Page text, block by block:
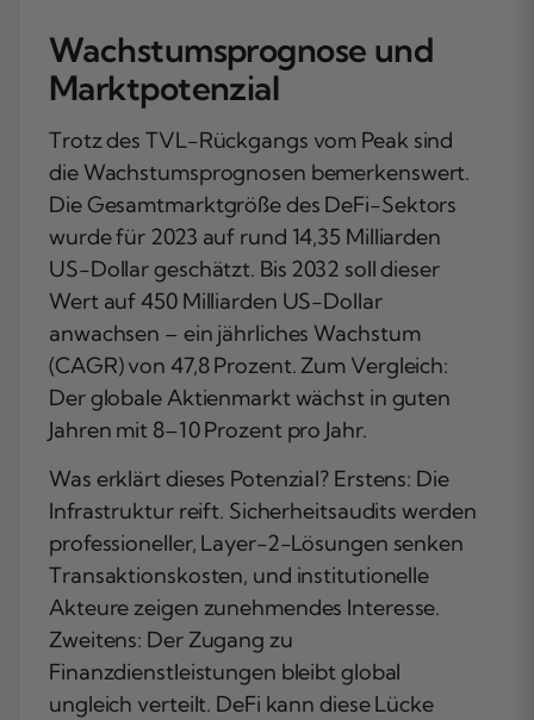
Wachstumsprognose und
Marktpotenzial
Trotz des TVL-Rückgangs vom Peak sind
die Wachstumsprognosen bemerkenswert.
Die Gesamtmarktgröße des DeFi-Sektors
wurde für 2023 auf rund 14,35 Milliarden
US-Dollar geschätzt. Bis 2032 soll dieser
Wert auf 450 Milliarden US-Dollar
anwachsen – ein jährliches Wachstum
(CAGR) von 47,8 Prozent. Zum Vergleich:
Der globale Aktienmarkt wächst in guten
Jahren mit 8–10 Prozent pro Jahr.
Was erklärt dieses Potenzial? Erstens: Die
Infrastruktur reift. Sicherheitsaudits werden
professioneller, Layer-2-Lösungen senken
Transaktionskosten, und institutionelle
Akteure zeigen zunehmendes Interesse.
Zweitens: Der Zugang zu
Finanzdienstleistungen bleibt global
ungleich verteilt. DeFi kann diese Lücke